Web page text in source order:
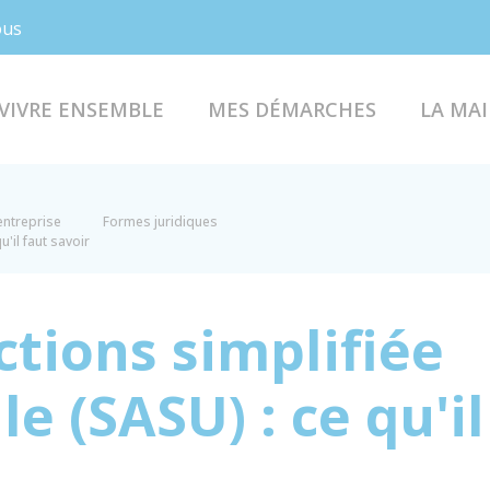
ENSEMBLE MES DÉMARCHES LA
Formes juridiques
faut savoir
simplifiée
(SASU) : ce